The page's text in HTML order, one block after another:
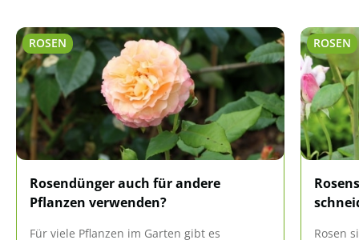
ROSEN
Rosendünger auch für andere
Pflanzen verwenden?
Für viele Pflanzen im Garten gibt es
ROSEN
Rosen